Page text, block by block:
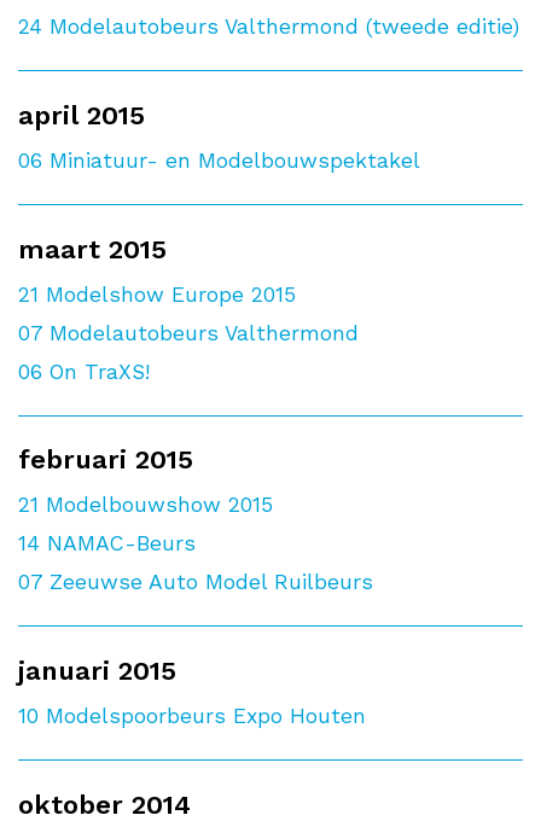
24 Modelautobeurs Valthermond (tweede editie)
april 2015
06 Miniatuur- en Modelbouwspektakel
maart 2015
21 Modelshow Europe 2015
07 Modelautobeurs Valthermond
06 On TraXS!
februari 2015
21 Modelbouwshow 2015
14 NAMAC-Beurs
07 Zeeuwse Auto Model Ruilbeurs
januari 2015
10 Modelspoorbeurs Expo Houten
oktober 2014